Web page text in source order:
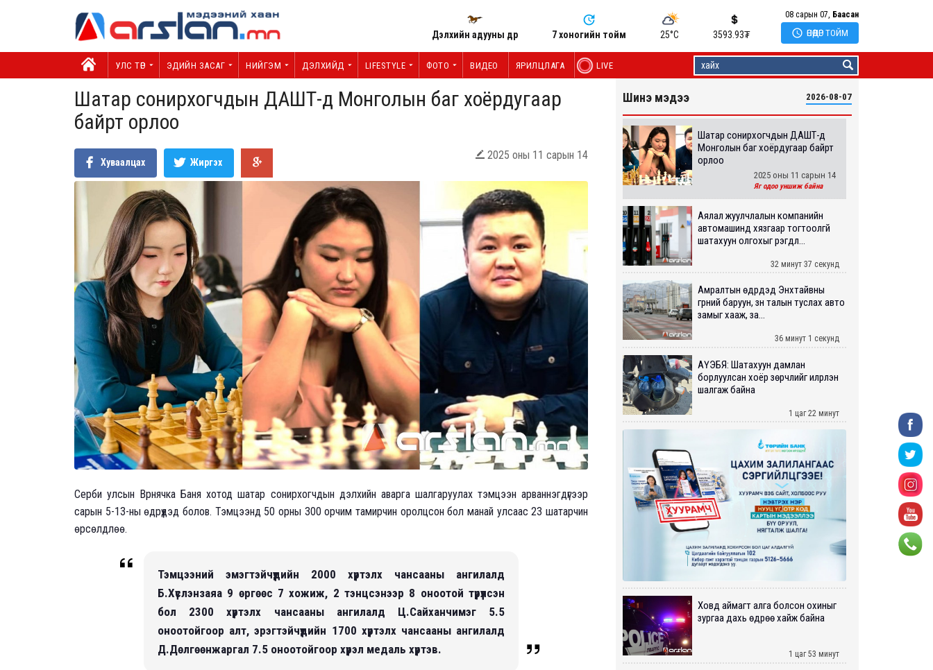
Дэлхийн адууны өдөр 7 хоногийн тойм 25°C 3593.93₮
08 сарын 07, Баасан
 ӨНӨӨДӨР ТОЙМ
УЛС ТӨР ЭДИЙН ЗАСАГ НИЙГЭМ ДЭЛХИЙД LIFESTYLE ФОТО ВИДЕО ЯРИЛЦЛАГА LIVE
Шатар сонирхогчдын ДАШТ-д Монголын баг хоёрдугаар
байрт орлоо
Хуваалцах Жиргэх
 2025 оны 11 сарын 14
Серби улсын Врнячка Баня хотод шатар сонирхогчдын дэлхийн аварга шалгаруулах тэмцээн арваннэгдүгээр
сарын 5-13-ны өдрүүдэд болов. Тэмцээнд 50 орны 300 орчим тамирчин оролцсон бол манай улсаас 23 шатарчин
өрсөлдлөө.
Тэмцээний эмэгтэйчүүдийн 2000 хүртэлх чансааны ангилалд
Б.Хүслэнзаяа 9 өргөөс 7 хожиж, 2 тэнцсэнээр 8 оноотой түрүүлсэн
бол 2300 хүртэлх чансааны ангилалд Ц.Сайханчимэг 5.5
оноотойгоор алт, эрэгтэйчүүдийн 1700 хүртэлх чансааны ангилалд
Д.Дөлгөөнжаргал 7.5 оноотойгоор хүрэл медаль хүртэв.
Шинэ мэдээ 2026-08-07
Шатар сонирхогчдын ДАШТ-д
Монголын баг хоёрдугаар байрт
орлоо
2025 оны 11 сарын 14
Яг одоо уншиж байна
Аялал жуулчлалын компанийн
автомашинд хязгаар тогтоолгүй
шатахуун олгохыг үүрэгдл...
32 минут 37 секунд
Амралтын өдрүүдэд Энхтайвны
гүүрний баруун, зүүн талын туслах авто
замыг хааж, за...
36 минут 1 секунд
АҮЭБЯ: Шатахуун дамлан
борлуулсан хоёр зөрчлийг илрүүлэн
шалгаж байна
1 цаг 22 минут
Ховд аймагт алга болсон охиныг
зургаа дахь өдрөө хайж байна
1 цаг 53 минут